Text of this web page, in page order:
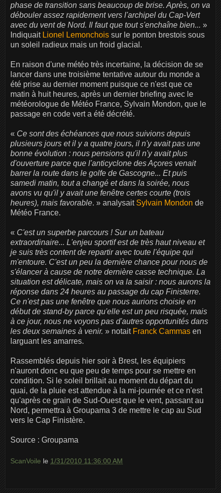
phase de transition sans beaucoup de brise. Après, on va
débouler assez rapidement vers l'archipel du Cap-Vert
avec du vent de Nord. Il faut que tout s'enchaîne bien... »
Indiquait Lionel Lemonchois sur le ponton brestois sous
un soleil radieux mais un froid glacial.
En raison d'une météo très incertaine, la décision de se
lancer dans une troisième tentative autour du monde a
été prise au dernier moment puisque ce n'est que ce
matin à huit heures, après un dernier briefing avec le
météorologue de Météo France, Sylvain Mondon, que le
passage en code vert a été décrété.
« Ce sont des échéances que nous suivions depuis
plusieurs jours et il y a quatre jours, il n'y avait pas une
bonne évolution : nous pensions qu'il n'y avait plus
d'ouverture parce que l'anticyclone des Açores venait
barrer la route dans le golfe de Gascogne... Et puis
samedi matin, tout a changé et dans la soirée, nous
avons vu qu'il y avait une fenêtre certes courte (trois
heures), mais favorable. » analysait Sylvain Mondon de
Météo France.
« C'est un superbe parcours ! Sur un bateau
extraordinaire... L'enjeu sportif est de très haut niveau et
je suis très content de repartir avec toute l'équipe qui
m'entoure. C'est un peu la dernière chance pour nous de
s'élancer à cause de notre dernière casse technique. La
situation est délicate, mais on va la saisir : nous aurons la
réponse dans 24 heures au passage du cap Finisterre.
Ce n'est pas une fenêtre que nous aurions choisie en
début de stand-by parce qu'elle est un peu risquée, mais
à ce jour, nous ne voyons pas d'autres opportunités dans
les deux semaines à venir. » notait Franck Cammas en
larguant les amarres.
Rassemblés depuis hier soir à Brest, les équipiers
n'auront donc eu que peu de temps pour se mettre en
condition. Si le soleil brillait au moment du départ du
quai, de la pluie est attendue à la mi-journée et ce n'est
qu'après ce grain de Sud-Ouest que le vent, passant au
Nord, permettra à Groupama 3 de mettre le cap au Sud
vers le Cap Finistère.
Source : Groupama
ScanVoile le 1/31/2010 11:36:00 AM